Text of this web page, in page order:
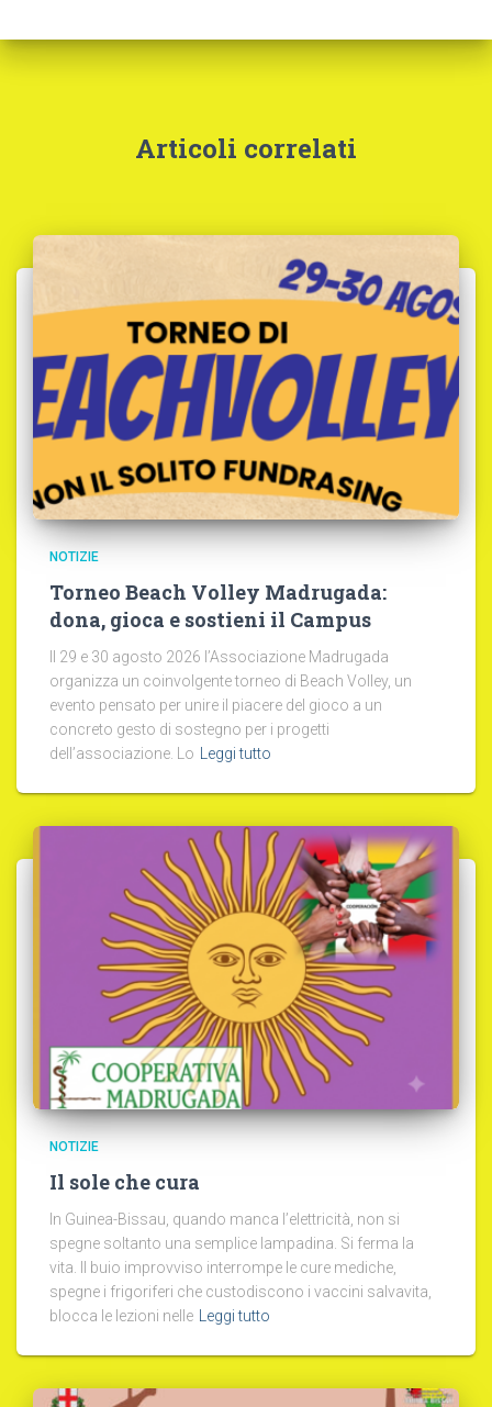
Articoli correlati
NOTIZIE
Torneo Beach Volley Madrugada:
dona, gioca e sostieni il Campus
Il 29 e 30 agosto 2026 l’Associazione Madrugada
organizza un coinvolgente torneo di Beach Volley, un
evento pensato per unire il piacere del gioco a un
concreto gesto di sostegno per i progetti
dell’associazione. Lo
Leggi tutto
NOTIZIE
Il sole che cura
In Guinea-Bissau, quando manca l’elettricità, non si
spegne soltanto una semplice lampadina. Si ferma la
vita. Il buio improvviso interrompe le cure mediche,
spegne i frigoriferi che custodiscono i vaccini salvavita,
blocca le lezioni nelle Leggi tutto